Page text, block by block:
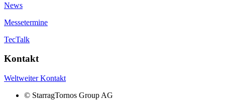
News
Messetermine
TecTalk
Kontakt
Weltweiter Kontakt
© StarragTornos Group AG